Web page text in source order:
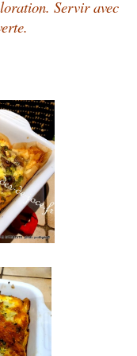
Servir avec